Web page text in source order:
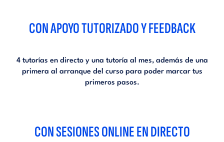
CON APOYO TUTORIZADO Y FEEDBACK
4 tutorías en directo y una tutoría al mes, además de una
primera al arranque del curso para poder marcar tus
primeros pasos.
CON SESIONES ONLINE EN DIRECTO